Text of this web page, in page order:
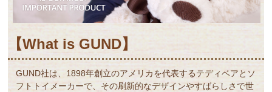
【What is GUND】
GUND社は、1898年創立のアメリカを代表するテディベアとソ
フトトイメーカーで、その刷新的なデザインやすばらしさで世